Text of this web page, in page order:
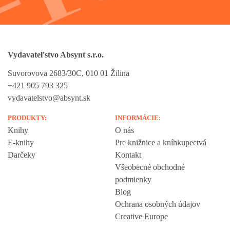
Vydavateľstvo Absynt s.r.o.
Suvorovova 2683/30C, 010 01 Žilina
+421 905 793 325
vydavatelstvo@absynt.sk
PRODUKTY:
Knihy
E-knihy
Darčeky
INFORMÁCIE:
O nás
Pre knižnice a kníhkupectvá
Kontakt
Všeobecné obchodné
podmienky
Blog
Ochrana osobných údajov
Creative Europe